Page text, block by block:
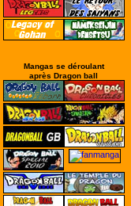
Mangas se déroulant
après Dragon ball